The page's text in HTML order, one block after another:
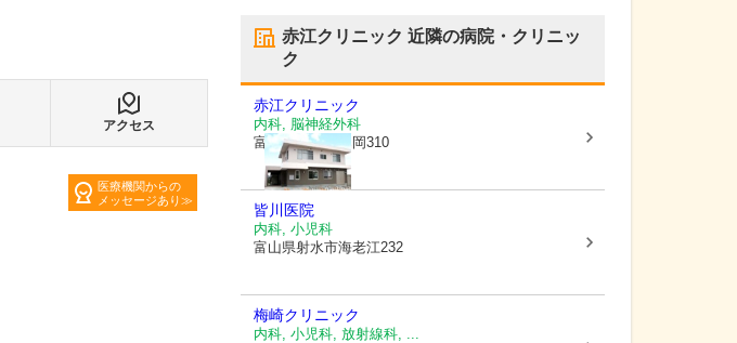
アクセス
医療機関からの
メッセージあり
赤江クリニック 近隣の病院・クリニッ
ク
赤江クリニック
内科, 脳神経外科
富山県射水市堀岡310
皆川医院
内科, 小児科
富山県射水市海老江232
梅崎クリニック
内科, 小児科, 放射線科, ...